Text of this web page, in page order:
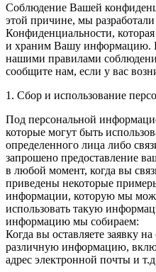
Соблюдение Вашей
этой причине, мы
Конфиденциальности,
и храним Вашу информацию.
нашими правилами
сообщите нам, если у вас
1. Сбор и использование
Под персональной
которые могут быть
определенного лица либо
запрошено предоставление
в любой момент, когда вы
приведены некоторые
информации, которую мы
использовать такую
информацию мы собираем:
Когда вы оставляете заявку
различную информацию,
адрес электронной почты и